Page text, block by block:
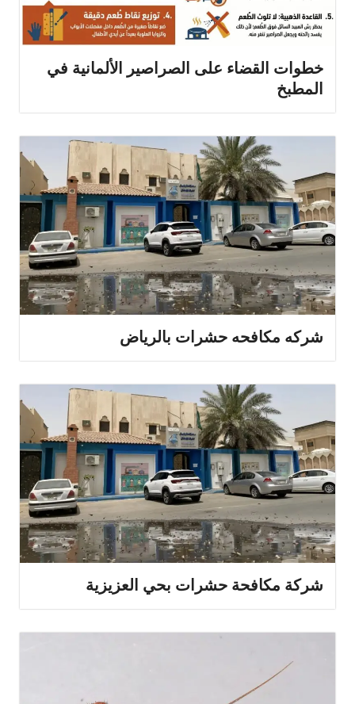
خطوات القضاء على الصراصير الألمانية في
المطبخ
شركه مكافحه حشرات بالرياض
شركة مكافحة حشرات بحي العزيزية